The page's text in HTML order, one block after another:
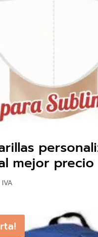
mejor precio